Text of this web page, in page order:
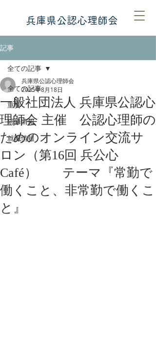
​​兵庫県公認心理師会
記事
全ての記事
重要
研修情報
就職情報
全ての記事
一般社団法人 兵庫県公認心
理師会 主催 公認心理師の
ためのオンライン交流サ
ロン（第16回 兵公心
Café） テーマ『常勤で
働くこと、非常勤で働くこ
と』
兵庫県公認心理師会
2025年8月18日